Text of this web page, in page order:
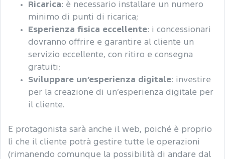
Ricarica : è necessario installare un numero
minimo di punti di ricarica;
Esperienza fisica eccellente: i concessionari
dovranno offrire e garantire al cliente un
servizio eccellente, con ritiro e consegna
gratuiti;
Sviluppare un’esperienza digitale: investire
per la creazione di un’esperienza digitale per
il cliente.
E protagonista sarà anche il web, poiché è proprio
lì che il cliente potrà gestire tutte le operazioni
(rimanendo comunque la possibilità di andare dal